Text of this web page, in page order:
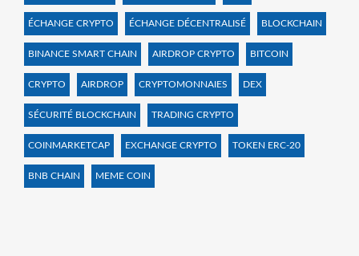
ÉCHANGE CRYPTO ÉCHANGE DÉCENTRALISÉ BLOCKCHAIN
BINANCE SMART CHAIN AIRDROP CRYPTO BITCOIN
CRYPTO AIRDROP CRYPTOMONNAIES DEX
SÉCURITÉ BLOCKCHAIN TRADING CRYPTO
COINMARKETCAP EXCHANGE CRYPTO TOKEN ERC-20
BNB CHAIN MEME COIN